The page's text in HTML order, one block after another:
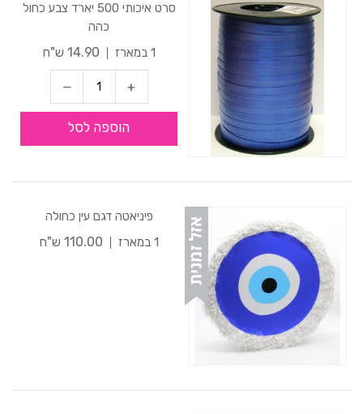
סרט איכותי 500 יארד צבע כחול
כהה
1 במארז
14.90 ש"ח
הוספה לסל
פיניאטה דגם עין כחולה
1 במארז
110.00 ש"ח